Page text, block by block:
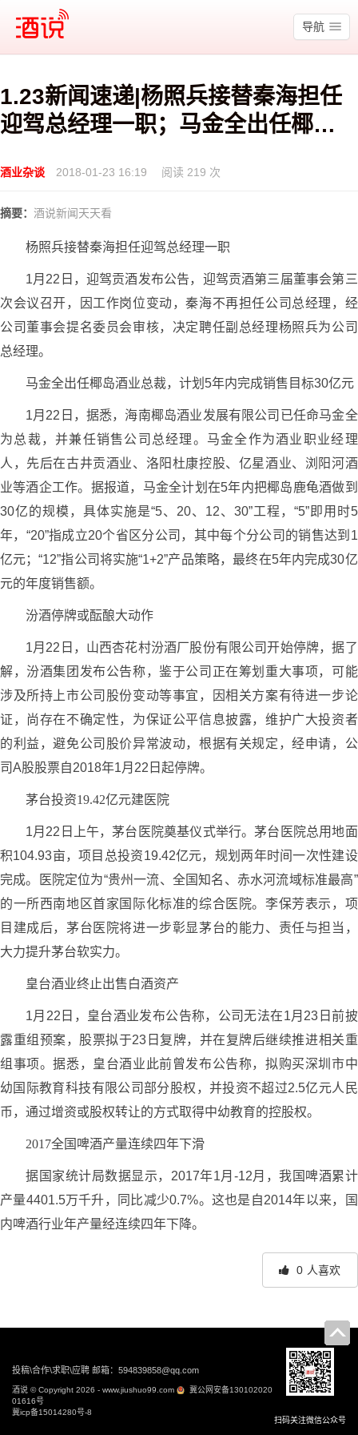
酒说
导航
1.23新闻速递|杨照兵接替秦海担任
迎驾总经理一职；马金全出任椰岛
作……
酒业杂谈 2018-01-23 16:19 阅读 219 次
摘要： 酒说新闻天天看
杨照兵接替秦海担任迎驾总经理一职
1月22日，迎驾贡酒发布公告，迎驾贡酒第三届董事会第三
次会议召开，因工作岗位变动，秦海不再担任公司总经理，经
公司董事会提名委员会审核，决定聘任副总经理杨照兵为公司
总经理。
马金全出任椰岛酒业总裁，计划5年内完成销售目标30亿元
1月22日，据悉，海南椰岛酒业发展有限公司已任命马金全
为总裁，并兼任销售公司总经理。马金全作为酒业职业经理
人，先后在古井贡酒业、洛阳杜康控股、亿星酒业、浏阳河酒
业等酒企工作。据报道，马金全计划在5年内把椰岛鹿龟酒做到
30亿的规模，具体实施是“5、20、12、30”工程，“5”即用时5
年，“20”指成立20个省区分公司，其中每个分公司的销售达到1
亿元；“12”指公司将实施“1+2”产品策略，最终在5年内完成30亿
元的年度销售额。
汾酒停牌或酝酿大动作
1月22日，山西杏花村汾酒厂股份有限公司开始停牌，据了
解，汾酒集团发布公告称，鉴于公司正在筹划重大事项，可能
涉及所持上市公司股份变动等事宜，因相关方案有待进一步论
证，尚存在不确定性，为保证公平信息披露，维护广大投资者
的利益，避免公司股价异常波动，根据有关规定，经申请，公
司A股股票自2018年1月22日起停牌。
茅台投资19.42亿元建医院
1月22日上午，茅台医院奠基仪式举行。茅台医院总用地面
积104.93亩，项目总投资19.42亿元，规划两年时间一次性建设
完成。医院定位为“贵州一流、全国知名、赤水河流域标准最高”
的一所西南地区首家国际化标准的综合医院。李保芳表示，项
目建成后，茅台医院将进一步彰显茅台的能力、责任与担当，
大力提升茅台软实力。
皇台酒业终止出售白酒资产
1月22日，皇台酒业发布公告称，公司无法在1月23日前披
露重组预案，股票拟于23日复牌，并在复牌后继续推进相关重
组事项。据悉，皇台酒业此前曾发布公告称，拟购买深圳市中
幼国际教育科技有限公司部分股权，并投资不超过2.5亿元人民
币，通过增资或股权转让的方式取得中幼教育的控股权。
2017全国啤酒产量连续四年下滑
据国家统计局数据显示，2017年1月-12月，我国啤酒累计
产量4401.5万千升，同比减少0.7%。这也是自2014年以来，国
内啤酒行业年产量经连续四年下降。
0 人喜欢
文
投稿\合作\求职\应聘 邮箱：594839858@qq.com
酒说 © Copyright 2026 - www.jiushuo99.com
冀公网安备130102020
01616号
冀icp备15014280号-8
扫码关注微信公众号